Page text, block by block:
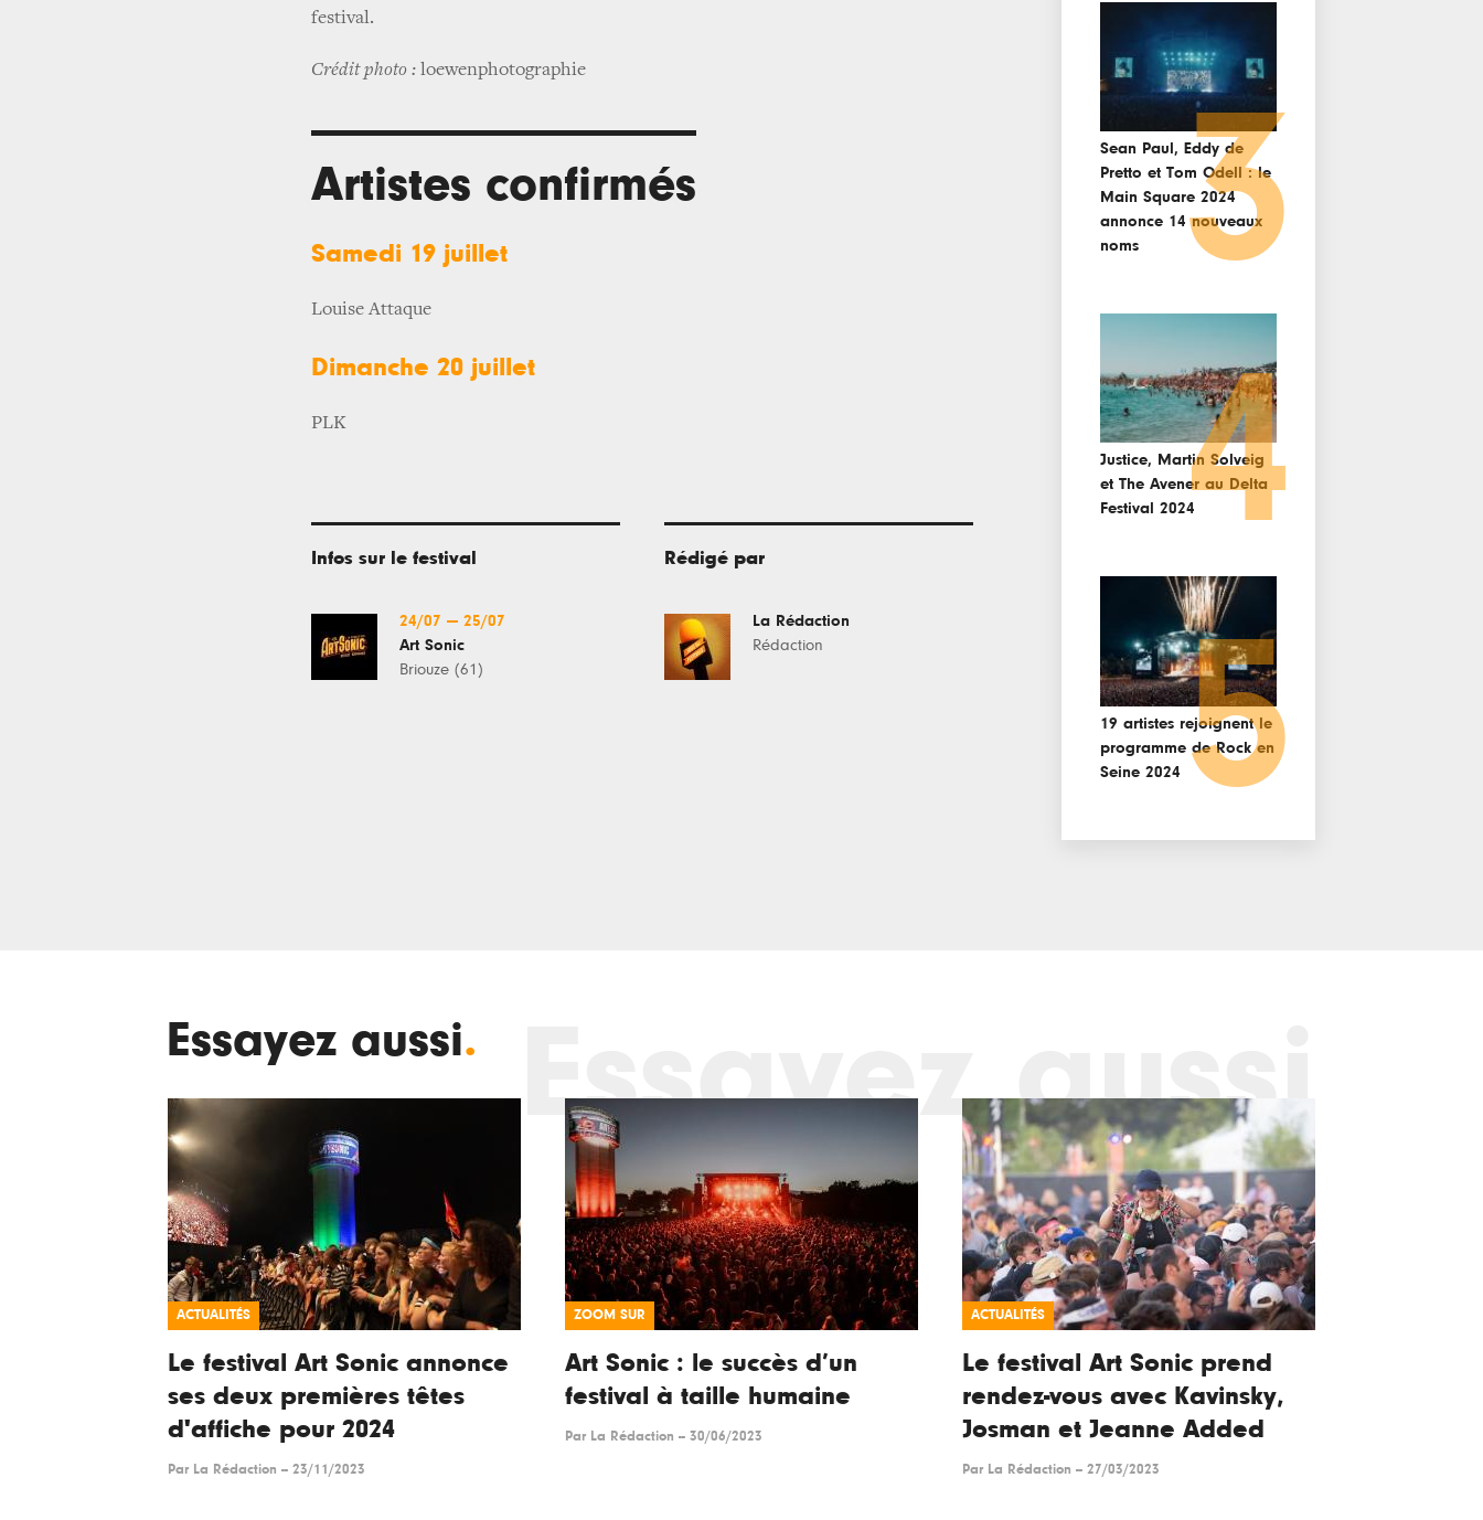
festival.
Crédit photo : loewenphotographie
Artistes confirmés
Samedi 19 juillet
Louise Attaque
Dimanche 20 juillet
PLK
Infos sur le festival
24/07 — 25/07
Art Sonic
Briouze (61)
Rédigé par
La Rédaction
Rédaction
Sean Paul, Eddy de
Pretto et Tom Odell : le
Main Square 2024
annonce 14 nouveaux
noms
3
Justice, Martin Solveig
et The Avener au Delta
Festival 20244
19 artistes rejoignent le
programme de Rock en
Seine 2024 5
Essayez aussi. Essayez aussi
ACTUALITÉS
Le festival Art Sonic annonce
ses deux premières têtes
d'affiche pour 2024
Par La Rédaction -- 23/11/2023
ZOOM SUR
Art Sonic : le succès d’un
festival à taille humaine
Par La Rédaction -- 30/06/2023
ACTUALITÉS
Le festival Art Sonic prend
rendez-vous avec Kavinsky,
Josman et Jeanne Added
Par La Rédaction -- 27/03/2023